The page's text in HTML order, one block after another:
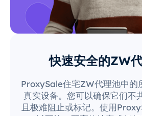
快速安全的ZW
ProxySale住宅ZW代理池中的
真实设备。您可以确保它们不
且极难阻止或标记。使用